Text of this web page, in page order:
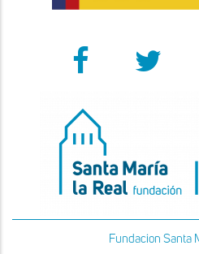
Fundacion Santa